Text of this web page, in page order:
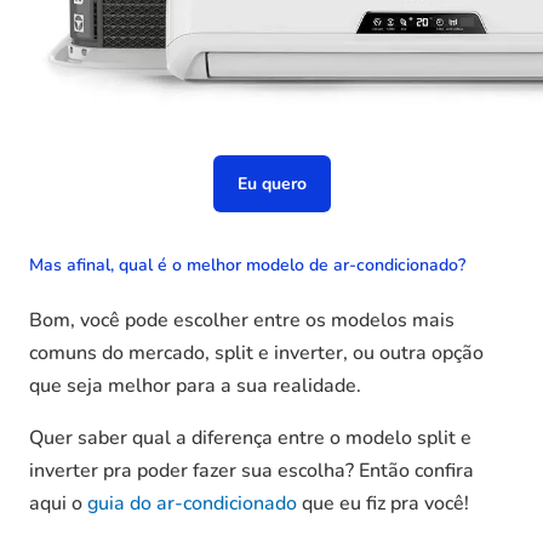
Eu quero
Mas afinal, qual é o melhor modelo de ar-condicionado?
Bom, você pode escolher entre os modelos mais
comuns do mercado, split e inverter, ou outra opção
que seja melhor para a sua realidade.
Quer saber qual a diferença entre o modelo split e
inverter pra poder fazer sua escolha? Então confira
aqui oguia do ar-condicionadoque eu fiz pra você!